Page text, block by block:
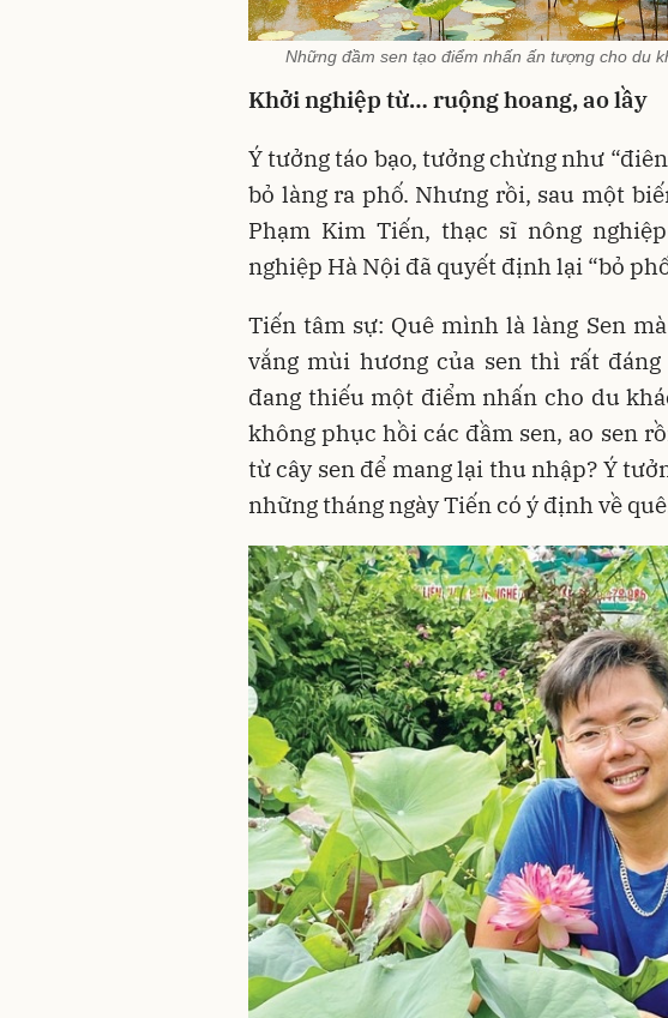
Những đầm sen tạo điểm nhấn ấn tượng cho du
Khởi nghiệp từ… ruộng hoang, ao lầy
Ý tưởng táo bạo, tưởng chừng như
bỏ làng ra phố. Nhưng rồi, sau một
Phạm Kim Tiến, thạc sĩ nông
nghiệp Hà Nội đã quyết định lại “bỏ
Tiến tâm sự: Quê mình là làng Sen
vắng mùi hương của sen thì rất
đang thiếu một điểm nhấn cho du
không phục hồi các đầm sen, ao sen
từ cây sen để mang lại thu nhập? Ý
những tháng ngày Tiến có ý định về